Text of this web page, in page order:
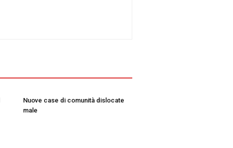
Nuove case di comunità dislocate
male